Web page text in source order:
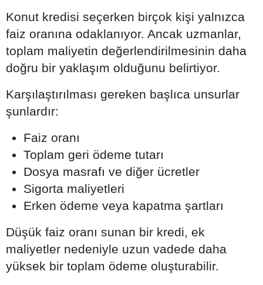
Konut kredisi seçerken birçok kişi yalnızca
faiz oranına odaklanıyor. Ancak uzmanlar,
toplam maliyetin değerlendirilmesinin daha
doğru bir yaklaşım olduğunu belirtiyor.
Karşılaştırılması gereken başlıca unsurlar
şunlardır:
Faiz oranı
Toplam geri ödeme tutarı
Dosya masrafı ve diğer ücretler
Sigorta maliyetleri
Erken ödeme veya kapatma şartları
Düşük faiz oranı sunan bir kredi, ek
maliyetler nedeniyle uzun vadede daha
yüksek bir toplam ödeme oluşturabilir.